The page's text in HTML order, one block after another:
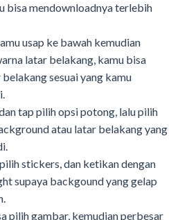
bisa mendownloadnya terlebih
usap ke bawah kemudian
latar belakang, kamu bisa
sesuai yang kamu
tap pilih opsi potong, lalu pilih
atau latar belakang yang
stickers, dan ketikan dengan
supaya backgound yang gelap
pilih gambar, kemudian perbesar